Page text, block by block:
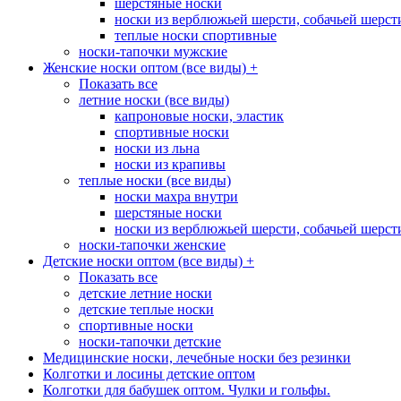
шерстяные носки
носки из верблюжьей шерсти, собачьей
теплые носки спортивные
носки-тапочки мужские
Женские носки оптом (все виды) +
Показать все
летние носки (все виды)
капроновые носки, эластик
спортивные носки
носки из льна
носки из крапивы
теплые носки (все виды)
носки махра внутри
шерстяные носки
носки из верблюжьей шерсти, собачьей
носки-тапочки женские
Детские носки оптом (все виды) +
Показать все
детские летние носки
детские теплые носки
спортивные носки
носки-тапочки детские
Медицинские носки, лечебные носки без резинки
Колготки и лосины детские оптом
Колготки для бабушек оптом. Чулки и гольфы.